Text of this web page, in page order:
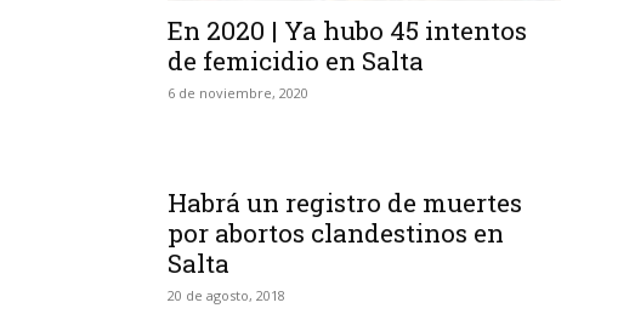
En 2020 | Ya hubo 45 intentos
de femicidio en Salta
6 de noviembre, 2020
Habrá un registro de muertes
por abortos clandestinos en
Salta
20 de agosto, 2018